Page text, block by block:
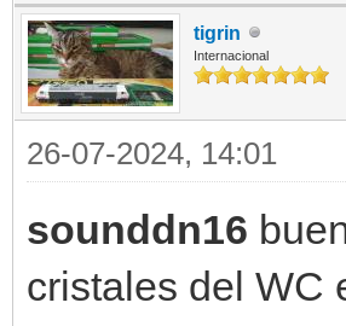
tigrin
Internacional
26-07-2024, 14:01
sounddn16
cristales del WC